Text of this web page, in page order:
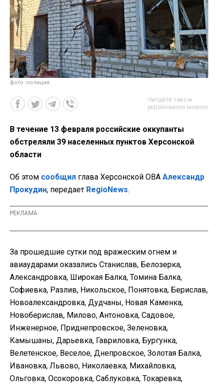
фото: полиция
Читайте також
українською мовою
В течение 13 февраля российские оккупанты
обстреляли 39 населенных пунктов Херсонской
области
Об этом сообщил глава Херсонской ОВА Александр
Прокудин, передает RegioNews.
За прошедшие сутки под вражеским огнем и
авиаударами оказались Станислав, Белозерка,
Александровка, Широкая Балка, Томина Балка,
Софиевка, Разлив, Никольское, Понятовка, Берислав,
Новоалександровка, Дудчаны, Новая Каменка,
Новоберислав, Милово, Антоновка, Садовое,
Инженерное, Приднепровское, Зеленовка,
Камышаны, Дарьевка, Гавриловка, Бургунка,
Велетенское, Веселое, Днепровское, Золотая Балка,
Ивановка, Львово, Николаевка, Михайловка,
Ольговка, Осокоровка, Саблуковка, Токаревка,